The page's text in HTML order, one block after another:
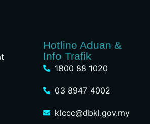
Hotline Aduan &
Info Trafik
1800 88 1020
03 8947 4002
klccc@dbkl.gov.my